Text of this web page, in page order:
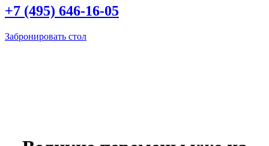
+7 (495) 646-16-05
Забронировать стол